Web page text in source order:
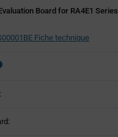
Board for RA4E1 Series
Fiche technique